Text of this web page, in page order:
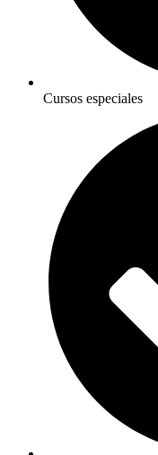
Cursos especiales